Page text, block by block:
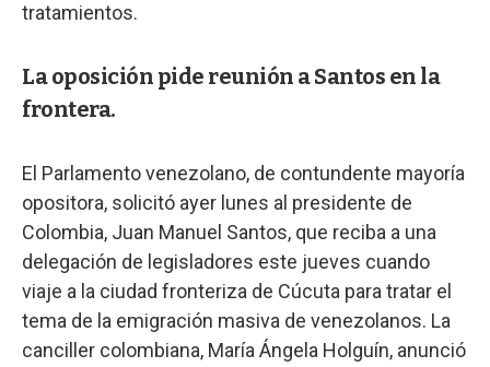
tratamientos.
La oposición pide reunión a Santos en la
frontera.
El Parlamento venezolano, de contundente mayoría
opositora, solicitó ayer lunes al presidente de
Colombia, Juan Manuel Santos, que reciba a una
delegación de legisladores este jueves cuando
viaje a la ciudad fronteriza de Cúcuta para tratar el
tema de la emigración masiva de venezolanos. La
canciller colombiana, María Ángela Holguín, anunció